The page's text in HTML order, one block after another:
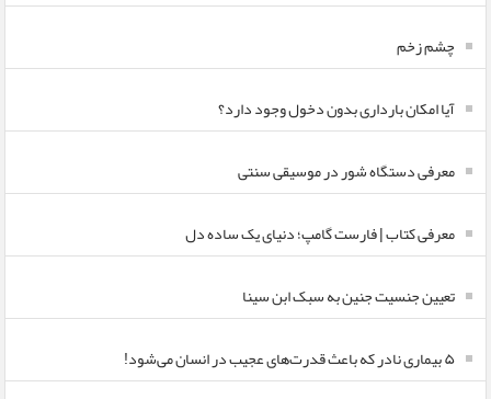
چشم زخم
آیا امکان بارداری بدون دخول وجود دارد؟
معرفی دستگاه شور در موسیقی سنتی
معرفی کتاب | فارست گامپ؛ دنیای یک ساده دل
تعیین جنسیت جنین به سبک ابن سینا
۵ بیماری نادر که باعث قدرت‌های عجیب در انسان می‌شود!